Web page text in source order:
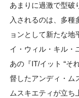
あまりに過激で型破
入されるのは、多種
ョンとして新たな地
イ・ウィル・キル・
あの『IT/イット “そ
督したアンディ・ム
ムスキエティが立ち